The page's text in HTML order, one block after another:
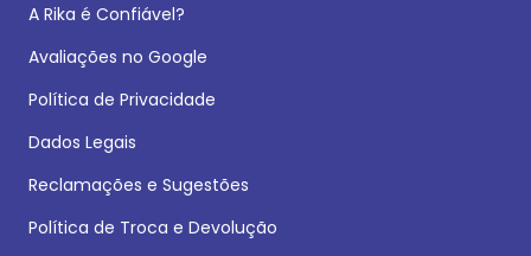
A Rika é Confiável?
Avaliações no Google
Política de Privacidade
Dados Legais
Reclamações e Sugestões
Política de Troca e Devolução